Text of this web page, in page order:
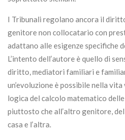
I Tribunali regolano ancora il
genitore non collocatario con
adattano alle esigenze specifiche
L’intento dell’autore è quello di
diritto, mediatori familiari e
un’evoluzione è possibile nella
logica del calcolo matematico
piuttosto che all’altro genitore,
casa e l’altra.